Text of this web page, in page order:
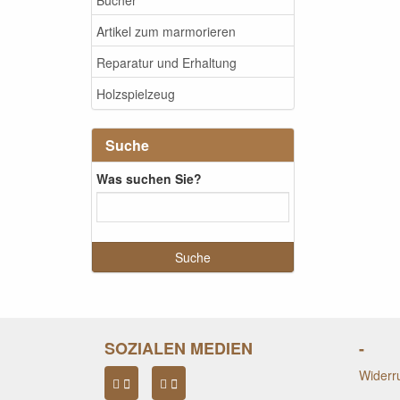
Artikel zum marmorieren
Reparatur und Erhaltung
Holzspielzeug
Suche
Was suchen Sie?
SOZIALEN MEDIEN -